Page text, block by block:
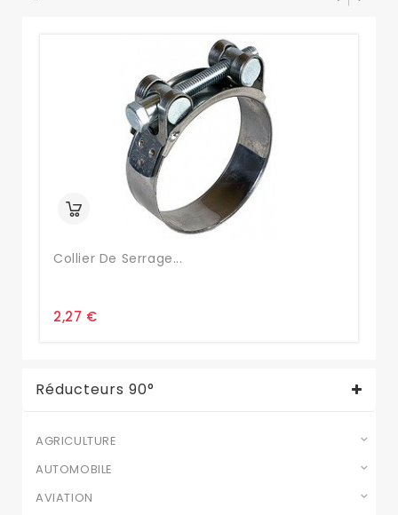
Collier De Serrage...
2,27 €
Réducteurs 90°
AGRICULTURE
AUTOMOBILE
AVIATION